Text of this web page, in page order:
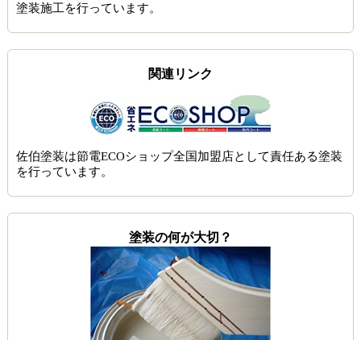
塗装施工を行っています。
関連リンク
佐伯塗装は節電ECOショップ全国加盟店として責任ある塗装
を行っています。
塗装の何が大切？